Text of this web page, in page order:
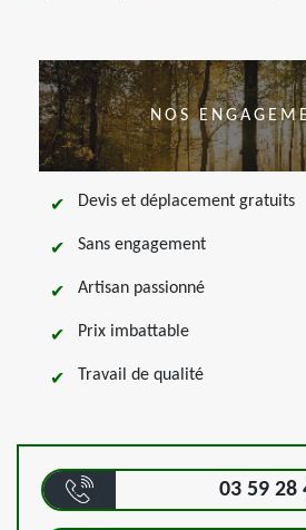
NOS
Devis et déplacement gratuits
Sans engagement
Artisan passionné
Prix imbattable
Travail de qualité
03 59 28